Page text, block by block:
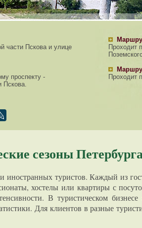
части Пскова и улице
проспекту -
Пскова.
Проходит
Проходит
сезоны
туристов. Каждый из
хостелы или квартиры с
В туристическом бизнесе
Для клиентов в разные